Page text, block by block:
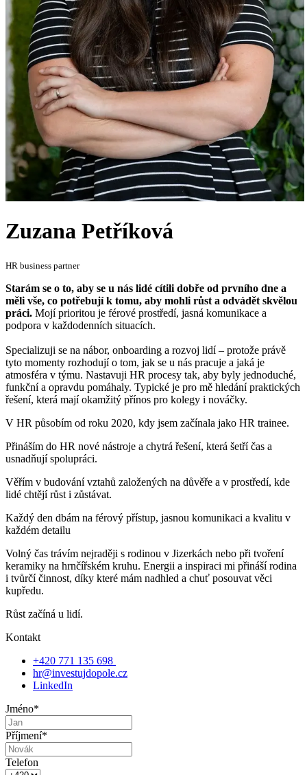
Zuzana Petříková
HR business partner
Starám se o to, aby se u nás lidé cítili dobře od prvního dne a
měli vše, co potřebují k tomu, aby mohli růst a odvádět skvělou
práci. Mojí prioritou je férové prostředí, jasná komunikace a
podpora v každodenních situacích.
Specializuji se na nábor, onboarding a rozvoj lidí – protože právě
tyto momenty rozhodují o tom, jak se u nás pracuje a jaká je
atmosféra v týmu. Nastavuji HR procesy tak, aby byly jednoduché,
funkční a opravdu pomáhaly. Typické je pro mě hledání praktických
řešení, která mají okamžitý přínos pro kolegy i nováčky.
V HR působím od roku 2020, kdy jsem začínala jako HR trainee.
Přináším do HR nové nástroje a chytrá řešení, která šetří čas a
usnadňují spolupráci.
Věřím v budování vztahů založených na důvěře a v prostředí, kde
lidé chtějí růst i zůstávat.
Každý den dbám na férový přístup, jasnou komunikaci a kvalitu v
každém detailu
Volný čas trávím nejraději s rodinou v Jizerkách nebo při tvoření
keramiky na hrnčířském kruhu. Energii a inspiraci mi přináší rodina
i tvůrčí činnost, díky které mám nadhled a chuť posouvat věci
kupředu.
Růst začíná u lidí.
Kontakt
+420 771 135 698
hr@investujdopole.cz
LinkedIn
Jméno*
Příjmení*
Telefon